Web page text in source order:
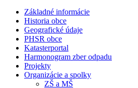
Základné informácie
Historia obce
Geografické údaje
PHSR obce
Katasterportal
Harmonogram zber odpadu
Projekty
Organizácie a spolky
ZŠ a MŠ